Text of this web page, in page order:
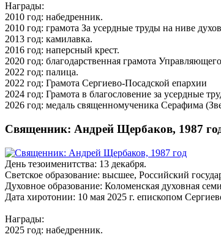
Награды:
2010 год: набедренник.
2010 год: грамота За усердные труды на ниве
2013 год: камилавка.
2016 год: наперсный крест.
2020 год: благодарственная грамота
2022 год: палица.
2022 год: Грамота Сергиево-Посадской епархии
2024 год: Грамота в благословение за усердные
2026 год: медаль священномученика Серафима
Священник: Андрей Щербаков, 1987
День тезоименитства: 13 декабря.
Светское образование: высшее, Российский
Духовное образование: Коломенская духовная
Дата хиротонии: 10 мая 2025 г. епископом
Награды:
2025 год: набедренник.